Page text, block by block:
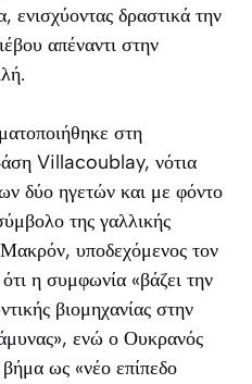
ενισχύοντας δραστικά την
απέναντι στην
στη
Villacoublay, νότια
δύο ηγετών και με φόντο
της γαλλικής
υποδεχόμενος τον
η συμφωνία «βάζει την
βιομηχανίας στην
ενώ ο Ουκρανός
ως «νέο επίπεδο